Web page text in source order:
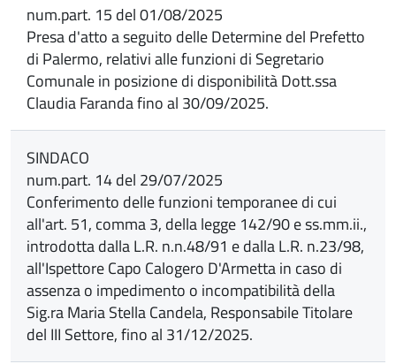
num.part. 15 del 01/08/2025
Presa d'atto a seguito delle Determine del Prefetto
di Palermo, relativi alle funzioni di Segretario
Comunale in posizione di disponibilità Dott.ssa
Claudia Faranda fino al 30/09/2025.
SINDACO
num.part. 14 del 29/07/2025
Conferimento delle funzioni temporanee di cui
all'art. 51, comma 3, della legge 142/90 e ss.mm.ii.,
introdotta dalla L.R. n.n.48/91 e dalla L.R. n.23/98,
all'Ispettore Capo Calogero D'Armetta in caso di
assenza o impedimento o incompatibilità della
Sig.ra Maria Stella Candela, Responsabile Titolare
del III Settore, fino al 31/12/2025.